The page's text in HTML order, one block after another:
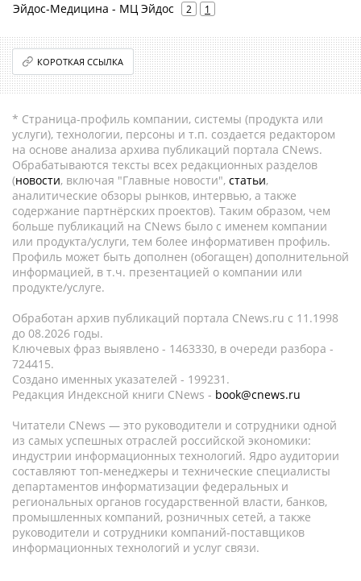
Эйдос-Медицина - МЦ Эйдос 2 1
КОРОТКАЯ ССЫЛКА
* Страница-профиль компании, системы (продукта или
услуги), технологии, персоны и т.п. создается редактором
на основе анализа архива публикаций портала CNews.
Обрабатываются тексты всех редакционных разделов
(новости, включая "Главные новости", статьи,
аналитические обзоры рынков, интервью, а также
содержание партнёрских проектов). Таким образом, чем
больше публикаций на CNews было с именем компании
или продукта/услуги, тем более информативен профиль.
Профиль может быть дополнен (обогащен) дополнительной
информацией, в т.ч. презентацией о компании или
продукте/услуге.
Обработан архив публикаций портала CNews.ru c 11.1998
до 08.2026 годы.
Ключевых фраз выявлено - 1463330, в очереди разбора -
724415.
Создано именных указателей - 199231.
Редакция Индексной книги CNews - book@cnews.ru
Читатели CNews — это руководители и сотрудники одной
из самых успешных отраслей российской экономики:
индустрии информационных технологий. Ядро аудитории
составляют топ-менеджеры и технические специалисты
департаментов информатизации федеральных и
региональных органов государственной власти, банков,
промышленных компаний, розничных сетей, а также
руководители и сотрудники компаний-поставщиков
информационных технологий и услуг связи.